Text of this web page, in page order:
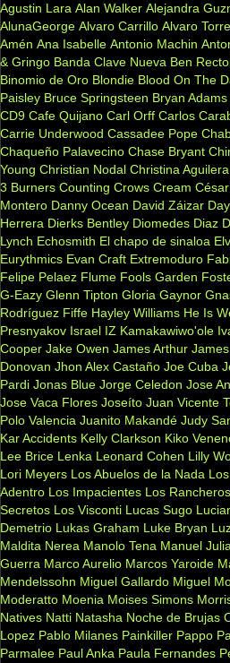
Agustin Lara Alan Walker Alejandra
AlunaGeorge Alvaro Carrillo Alvaro
Amén Ana Isabelle Antonio Machin
& Gringo Banda Clave Nueva Ben
Binomio de Oro Blondie Blood On The
Paisley Bruce Springsteen Bryan Adams
CD9 Cafe Quijano Carl Orff Carlos
Carrie Underwood Cassadee Pope
Chaqueño Palavecino Chase Bryant
Young Christian Nodal Christina Aguilera
3 Burners Counting Crows Cream
Montero Danny Ocean David Záizar
Herrera Dierks Bentley Diomedes Diaz
Lynch Echosmith El chapo de sinaloa
Eurythmics Evan Craft Extremoduro
Felipe Pelaez Flume Fools Garden
G-Eazy Glenn Tipton Gloria Gaynor
Rodríguez Fiffe Hayley Williams He Is
Presnyakov Israel IZ Kamakawiwo'ole
Cooper Jake Owen James Arthur
Donovan Jhon Alex Castaño Joe Cuba
Pardi Jonas Blue Jorge Celedon Jose
Jose Vaca Flores Joseíto Juan Vicente
Polo Valencia Juanito Makandé Judy
Kar Accidents Kelly Clarkson Kiko
Lee Brice Lenka Leonard Cohen Lilly
Lori Meyers Los Abuelos de la Nada
Adentro Los Impacientes Los Rancheros
Secretos Los Visconti Lucas Sugo
Demetrio Lukas Graham Luke Bryan
Maldita Nerea Manolo Tena Manuel
Guerra Marco Aurelio Marcos Yaroide
Mendelssohn Miguel Gallardo Miguel
Moderatto Moenia Moises Simons
Natives Natti Natasha Noche de Brujas
Lopez Pablo Milanes Painkiller Pappo
Parmalee Paul Anka Paula Fernandes